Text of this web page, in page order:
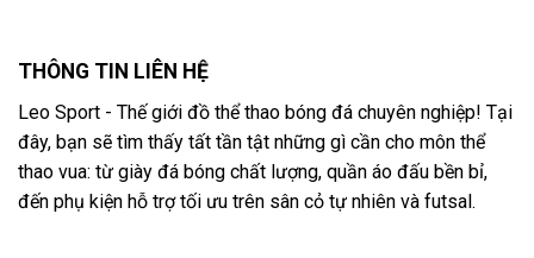
THÔNG TIN LIÊN HỆ
Leo Sport - Thế giới đồ thể thao bóng đá chuyên nghiệp! Tại
đây, bạn sẽ tìm thấy tất tần tật những gì cần cho môn thể
thao vua: từ giày đá bóng chất lượng, quần áo đấu bền bỉ,
đến phụ kiện hỗ trợ tối ưu trên sân cỏ tự nhiên và futsal.